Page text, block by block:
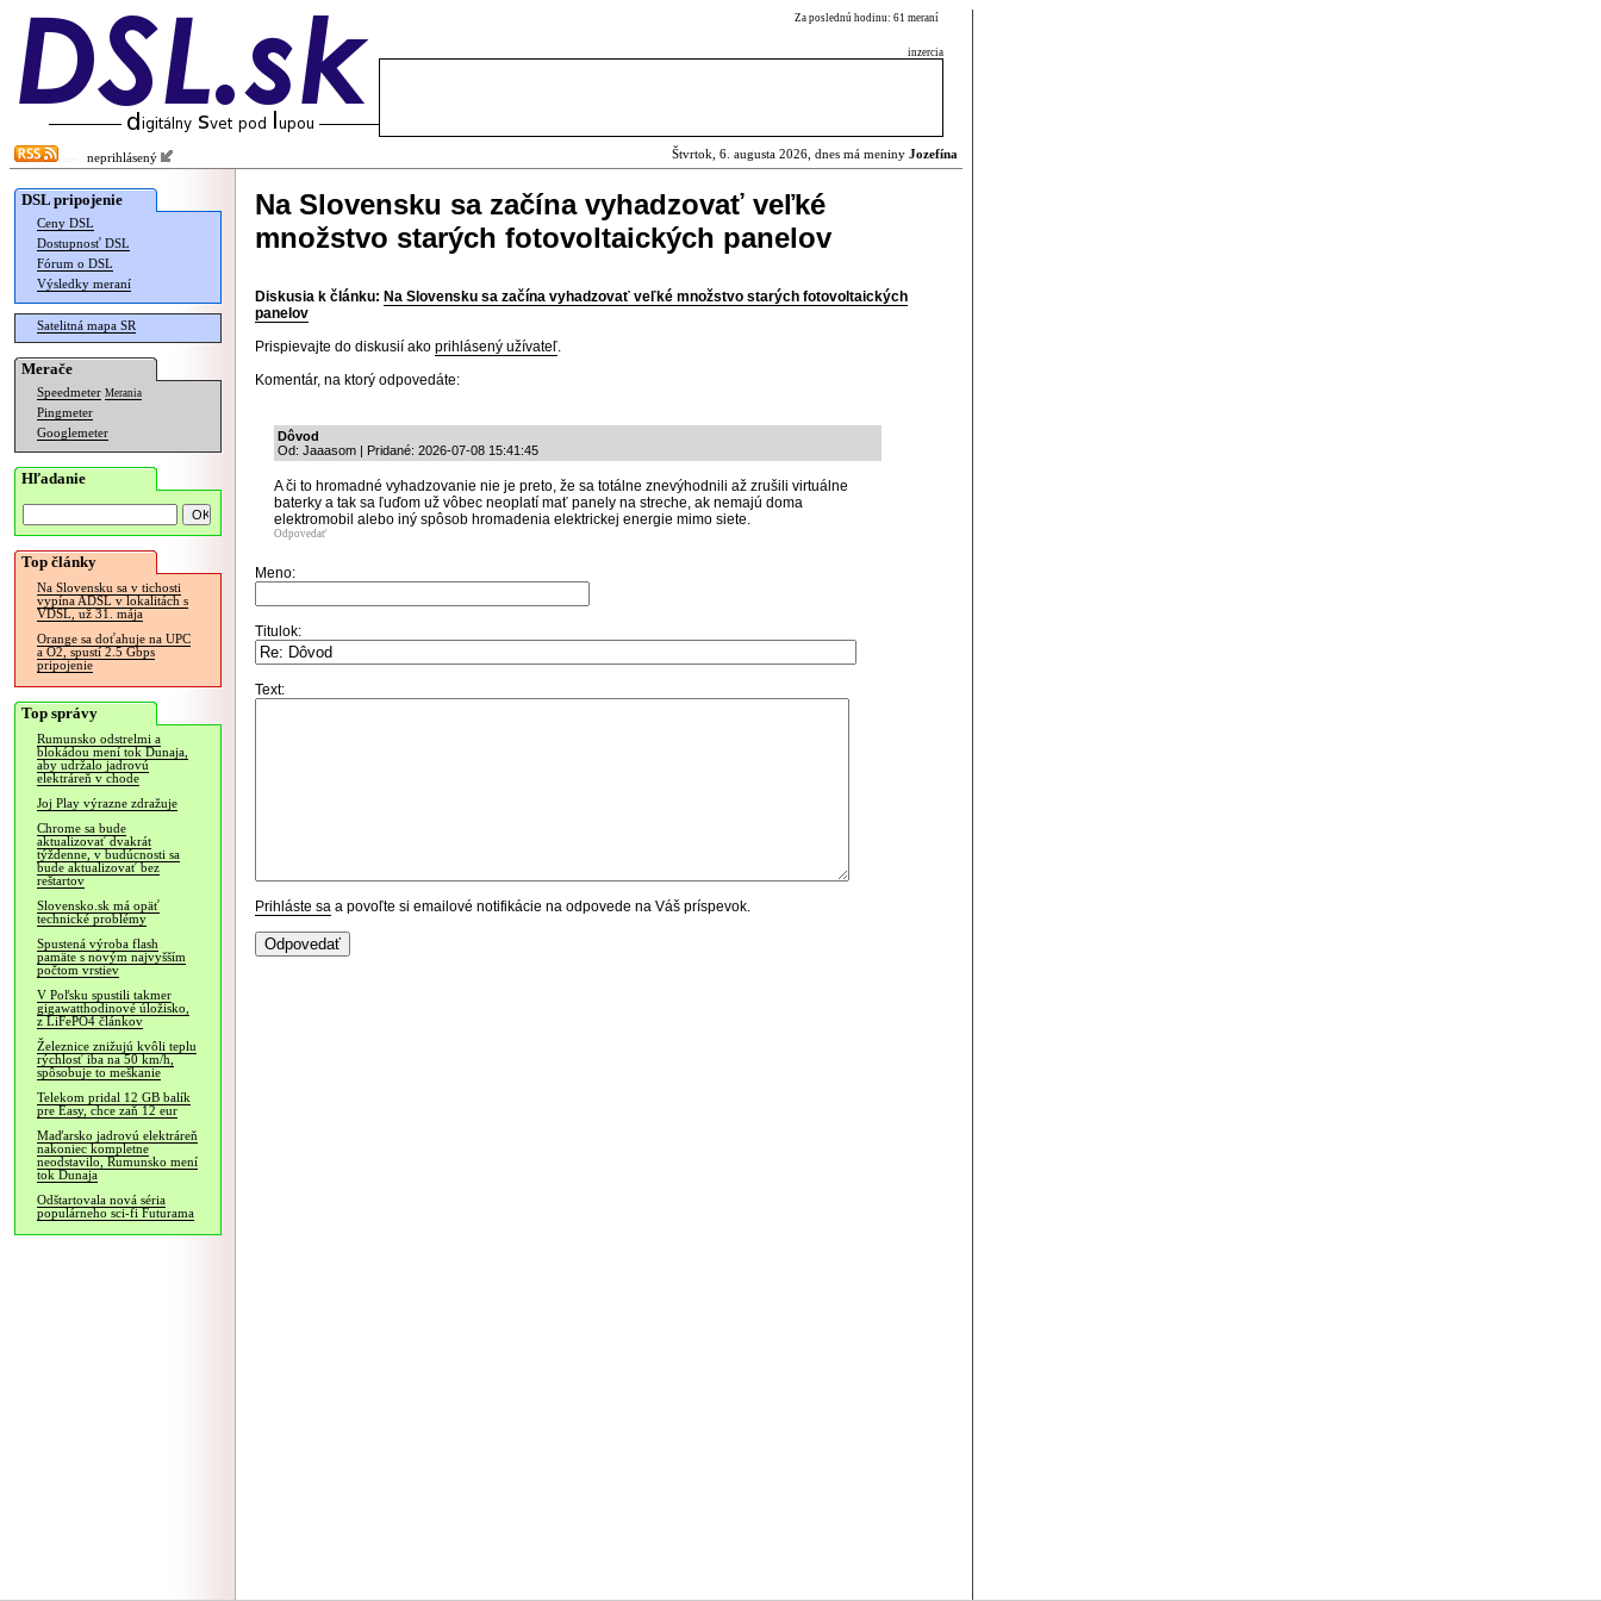
Za poslednú hodinu: 61 meraní
inzercia
neprihlásený Štvrtok, 6. augusta 2026, dnes má meniny Jozefína
DSL pripojenie
Ceny DSL
Dostupnosť DSL
Fórum o DSL
Výsledky meraní
Satelitná mapa SR
Merače
Speedmeter Merania
Pingmeter
Googlemeter
Hľadanie
Top články
Na Slovensku sa v tichosti
vypína ADSL v lokalitách s
VDSL, už 31. mája
Orange sa doťahuje na UPC
a O2, spustí 2.5 Gbps
pripojenie
Top správy
Rumunsko odstrelmi a
blokádou mení tok Dunaja,
aby udržalo jadrovú
elektráreň v chode
Joj Play výrazne zdražuje
Chrome sa bude
aktualizovať dvakrát
týždenne, v budúcnosti sa
bude aktualizovať bez
reštartov
Slovensko.sk má opäť
technické problémy
Spustená výroba flash
pamäte s novým najvyšším
počtom vrstiev
V Poľsku spustili takmer
gigawatthodinové úložisko,
z LiFePO4 článkov
Železnice znižujú kvôli teplu
rýchlosť iba na 50 km/h,
spôsobuje to meškanie
Telekom pridal 12 GB balík
pre Easy, chce zaň 12 eur
Maďarsko jadrovú elektráreň
nakoniec kompletne
neodstavilo, Rumunsko mení
tok Dunaja
Odštartovala nová séria
populárneho sci-fi Futurama
Na Slovensku sa začína vyhadzovať veľké
množstvo starých fotovoltaických panelov
Diskusia k článku: Na Slovensku sa začína vyhadzovať veľké množstvo starých fotovoltaických
panelov
Prispievajte do diskusií ako prihlásený užívateľ.
Komentár, na ktorý odpovedáte:
Dôvod
Od: Jaaasom | Pridané: 2026-07-08 15:41:45
A či to hromadné vyhadzovanie nie je preto, že sa totálne znevýhodnili až zrušili virtuálne
baterky a tak sa ľuďom už vôbec neoplatí mať panely na streche, ak nemajú doma
elektromobil alebo iný spôsob hromadenia elektrickej energie mimo siete.
Odpovedať
Meno:
Titulok:
Text:
Prihláste sa a povoľte si emailové notifikácie na odpovede na Váš príspevok.